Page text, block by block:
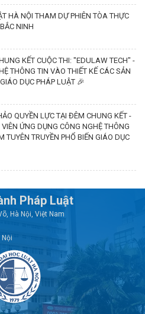
HÀ NỘI THAM DỰ PHIÊN TÒA THỰC
NINH
KẾT CUỘC THI: "EDULAW TECH" -
THÔNG TIN VÀO THIẾT KẾ CÁC SẢN
DỤC PHÁP LUẬT 🎉
QUYỀN LỰC TẠI ĐÊM CHUNG KẾT -
ỨNG DỤNG CÔNG NGHỆ THÔNG
TUYÊN TRUYỀN PHỔ BIẾN GIÁO DỤC
Pháp Luật
Hà Nội, Việt Nam